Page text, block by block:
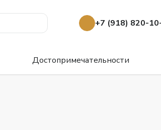
+7 (918) 820-
Достопримечательности